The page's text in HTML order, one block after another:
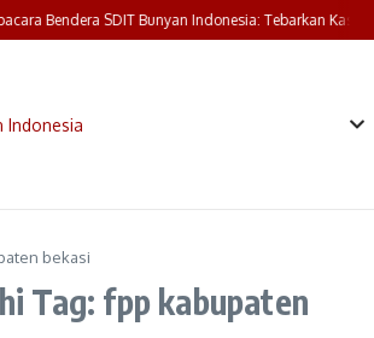
Bendera SDIT Bunyan Indonesia: Tebarkan
bekasi
Tag: fpp kabupaten